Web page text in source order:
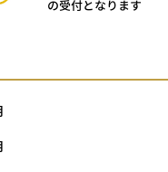
の受付となります